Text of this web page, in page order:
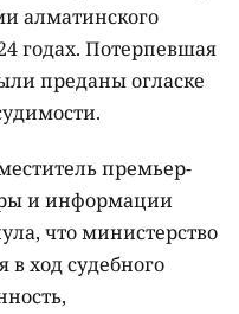
алматинского
годах. Потерпевшая
преданы огласке
премьер-
и информации
что министерство
ход судебного